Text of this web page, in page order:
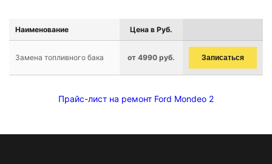
Наименование Цена в Руб.
Замена топливного бака от 4990 руб. Записаться
Прайс-лист на ремонт Ford Mondeo 2